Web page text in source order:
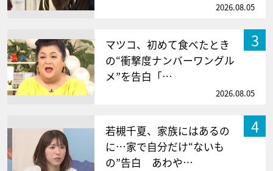
2026.08.05
3
マツコ、初めて食べたとき
の“衝撃度ナンバーワングル
メ”を告白「…
2026.08.05
4
若槻千夏、家族にはあるの
に…家で自分だけ“ないも
の”告白 あわや…